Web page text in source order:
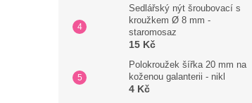
Sedlářský nýt šroubovací s
kroužkem Ø 8 mm -
staromosaz
15 Kč
Polokroužek šířka 20 mm na
koženou galanterii - nikl
4 Kč